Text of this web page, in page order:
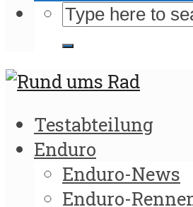
Testabteilung
Enduro
Enduro-News
Enduro-